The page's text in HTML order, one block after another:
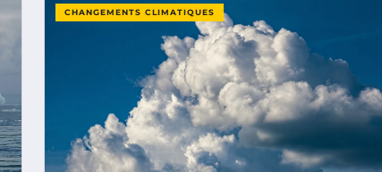
CHANGEMENTS CLIMATIQUES